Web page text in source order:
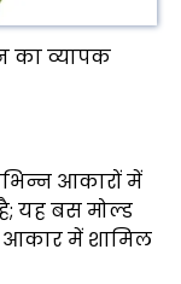
का व्यापक
आकारों में
यह बस मोल्ड
आकार में शामिल